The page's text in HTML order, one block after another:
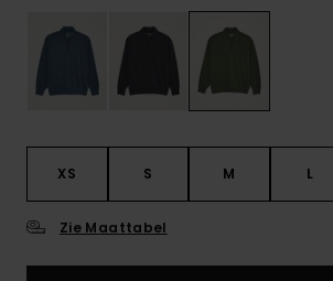
XS S M L
Zie Maattabel